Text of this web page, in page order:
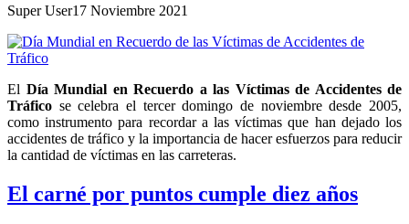
Super User17 Noviembre 2021
El Día Mundial en Recuerdo a las Víctimas de Accidentes de
Tráfico se celebra el tercer domingo de noviembre desde 2005,
como instrumento para recordar a las víctimas que han dejado los
accidentes de tráfico y la importancia de hacer esfuerzos para reducir
la cantidad de víctimas en las carreteras.
El carné por puntos cumple diez años